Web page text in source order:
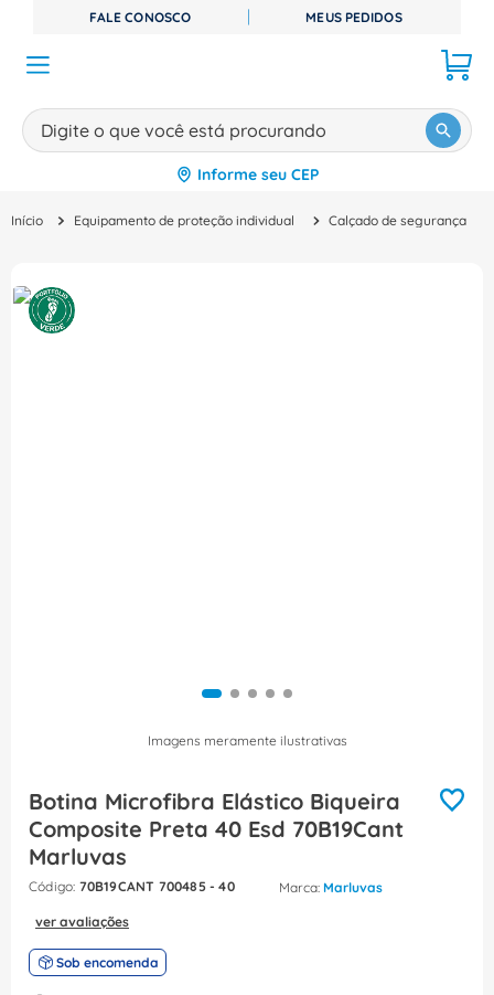
FALE CONOSCO MEUS PEDIDOS
Digite o que você está procurando
Informe seu CEP
Equipamento de proteção individual Calçado de segurança
Imagens meramente ilustrativas
Botina Microfibra Elástico Biqueira
Composite Preta 40 Esd 70B19Cant
Marluvas
: 70B19CANT 700485 - 40 Marluvas
ver avaliações
Sob encomenda
TERMOS MAIS BUSCADOS
º disjuntor
3º